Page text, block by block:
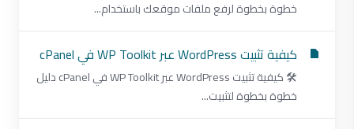
خطوة بخطوة لرفع ملفات موقعك باستخدام...
كيفية تثبيت WordPress عبر WP Toolkit في cPanel
🛠 كيفية تثبيت WordPress عبر WP Toolkit في cPanel دليل
خطوة بخطوة لتثبيت...